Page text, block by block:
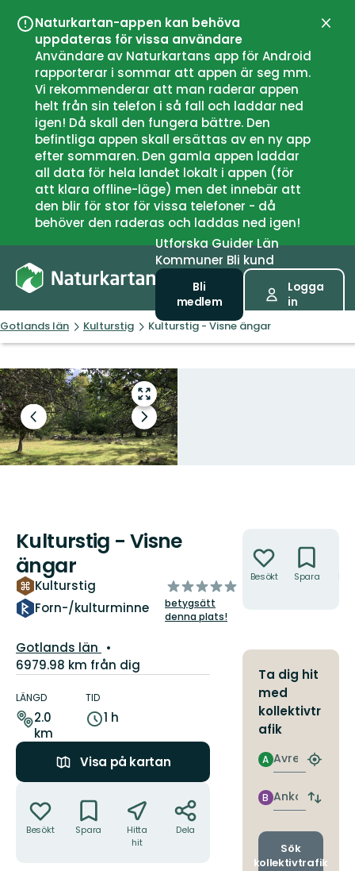
Naturkartan-appen kan behöva
uppdateras för vissa användare
Användare av Naturkartans app för Android
rapporterar i sommar att appen är seg mm.
Vi rekommenderar att man raderar appen
helt från sin telefon i så fall och laddar ned
igen! Då skall den fungera bättre. Den
befintliga appen skall ersättas av en ny app
efter sommaren. Den gamla appen laddar
all data för hela landet lokalt i appen (för
att klara offline-läge) men det innebär att
den blir för stor för vissa telefoner - då
behöver den raderas och laddas ned igen!
UtforskaGuiderLän
Kommuner Bli kund
Bli
medlem
Logga
in
Gotlands län Kulturstig Kulturstig - Visne ängar
Gå
till
helskärmsläge
Föregående
bild
Nästa
bildspel
Kulturstig - Visne
ängar
Kulturstig
Forn-/kulturminne
av
5
stjärnor
betygsätt
denna plats!
Län:
Gotlands län
6979.98 km från dig
om
leden
LÄNGD
2.0
km
TID
1 h
Visa på kartan
Besökt Spara
Hitta
hit
Dela
Besökt Spara
Ta dig hit
med
kollektivtr
afik
Avresa
A
Hitta
Ankomst
B
Byt
och
Sök
kollektivtrafik